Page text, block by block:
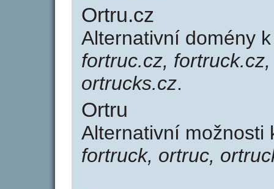
Ortru.cz
Alternativní domény
fortruc.cz,
ortrucks.cz.
Ortru
Alternativní
fortruck, ortruc,